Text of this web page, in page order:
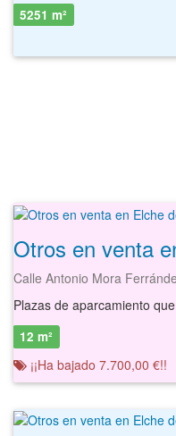
5251 m²
Otros en venta
Calle Antonio Mora
12 m²
¡¡Ha bajado 7.700,00 €!!